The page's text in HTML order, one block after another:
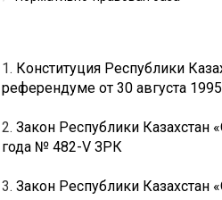
1. Конституция Республики
референдуме от 30 августа
2. Закон Республики Казахстан
года № 482-V ЗРК
3. Закон Республики Казахстан